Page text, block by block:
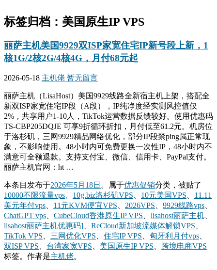
标签归档： 美国原生IP VPS
丽萨主机美国9929双ISP家宽住宅IP新号段上新，1
核1G/2核2G/4核4G，月付68元起
2026-05-18 主机佬 暂无留言
丽萨主机（LisaHost）美国9929线路全新宿主机上架，搭配全
新双ISP家宽住宅IP段（A段），IP纯净度经实测风控值仅
2%，共享用户1-10人，TikTok运营数据反馈较好。使用优惠码
TS-CBP205DQJE 可享9折循环折扣，月付低至61.2元。机房位
于洛杉矶，三网9929精品网络优化，部分IP段禁ping属正常现
象，不影响使用。48小时内可免费更换一次性IP，48小时内不
满意可全额退款。支持支付宝、微信、信用卡、PayPal支付。
丽萨主机官网：ht …
本条目发布于2026年5月18日 。属于优惠促销分类，被贴了
10000不限流量vps
10g.biz洛杉矶VPS 10元美国VPS
11.11
美元年付vps
11元KVM便宜VPS 2026VPS 9929线路vps
ChatGPT vps
CubeCloud香港原生IP VPS lisahost丽萨主机
lisahost丽萨主机优惠码]
ReCloud新加坡流媒体解锁VPS
TikTok VPS
三网优化VPS 住宅IP VPS 匈牙利月付vps
双ISP VPS
台湾家宽VPS 美国原生IP VPS
跨境电商VPS
标签。 作者是主机佬。